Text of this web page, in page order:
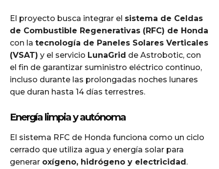
El proyecto busca integrar el sistema de Celdas
de Combustible Regenerativas (RFC) de Honda
con la tecnología de Paneles Solares Verticales
(VSAT) y el servicio LunaGrid de Astrobotic, con
el fin de garantizar suministro eléctrico continuo,
incluso durante las prolongadas noches lunares
que duran hasta 14 días terrestres.
Energía limpia y autónoma
El sistema RFC de Honda funciona como un ciclo
cerrado que utiliza agua y energía solar para
generar oxígeno, hidrógeno y electricidad .